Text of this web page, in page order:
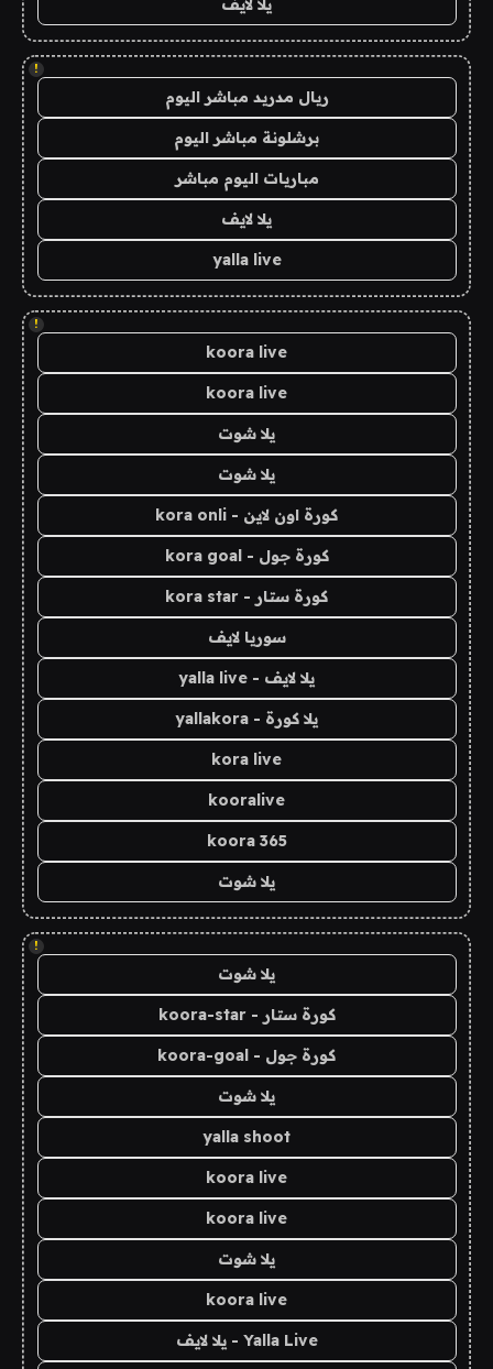
!
ريال مدريد مباشر اليوم
برشلونة مباشر اليوم
مباريات اليوم مباشر
يلا لايف
yalla live
!
koora live
koora live
يلا شوت
يلا شوت
كورة اون لاين - kora onli
كورة جول - kora goal
كورة ستار - kora star
سوريا لايف
يلا لايف - yalla live
يلا كورة - yallakora
kora live
kooralive
koora 365
يلا شوت
!
يلا شوت
كورة ستار - koora-star
كورة جول - koora-goal
يلا شوت
yalla shoot
koora live
koora live
يلا شوت
koora live
Yalla Live - يلا لايف